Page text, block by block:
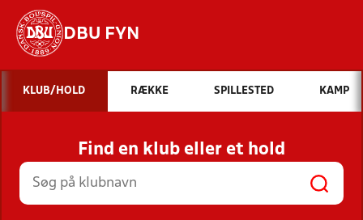
DBU FYN
Hvad vil du søge efter?
INDHOLD OG NYHEDER
STILLINGER, RESULTATER, KLUBBER OG
HOLD
KLUB/HOLD RÆKKE SPILLESTED KAMP
Find en klub eller et hold